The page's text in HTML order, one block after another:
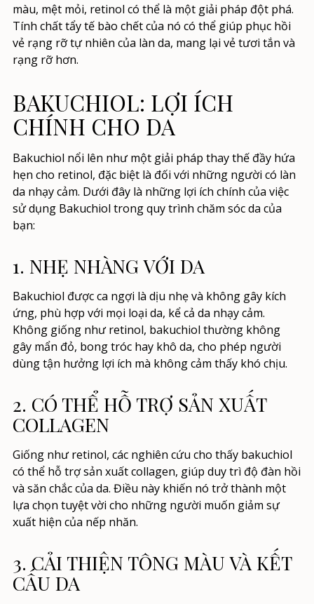
màu, mệt mỏi, retinol có thể là một giải pháp đột phá.
Tính chất tẩy tế bào chết của nó có thể giúp phục hồi
vẻ rạng rỡ tự nhiên của làn da, mang lại vẻ tươi tắn và
rạng rỡ hơn.
BAKUCHIOL: LỢI ÍCH
CHÍNH CHO DA
Bakuchiol nổi lên như một giải pháp thay thế đầy hứa
hẹn cho retinol, đặc biệt là đối với những người có làn
da nhạy cảm. Dưới đây là những lợi ích chính của việc
sử dụng Bakuchiol trong quy trình chăm sóc da của
bạn:
1. NHẸ NHÀNG VỚI DA
Bakuchiol được ca ngợi là dịu nhẹ và không gây kích
ứng, phù hợp với mọi loại da, kể cả da nhạy cảm.
Không giống như retinol, bakuchiol thường không
gây mẩn đỏ, bong tróc hay khô da, cho phép người
dùng tận hưởng lợi ích mà không cảm thấy khó chịu.
2. CÓ THỂ HỖ TRỢ SẢN XUẤT
COLLAGEN
Giống như retinol, các nghiên cứu cho thấy bakuchiol
có thể hỗ trợ sản xuất collagen, giúp duy trì độ đàn hồi
và săn chắc của da. Điều này khiến nó trở thành một
lựa chọn tuyệt vời cho những người muốn giảm sự
xuất hiện của nếp nhăn.
3. CẢI THIỆN TÔNG MÀU VÀ KẾT
CẤU DA